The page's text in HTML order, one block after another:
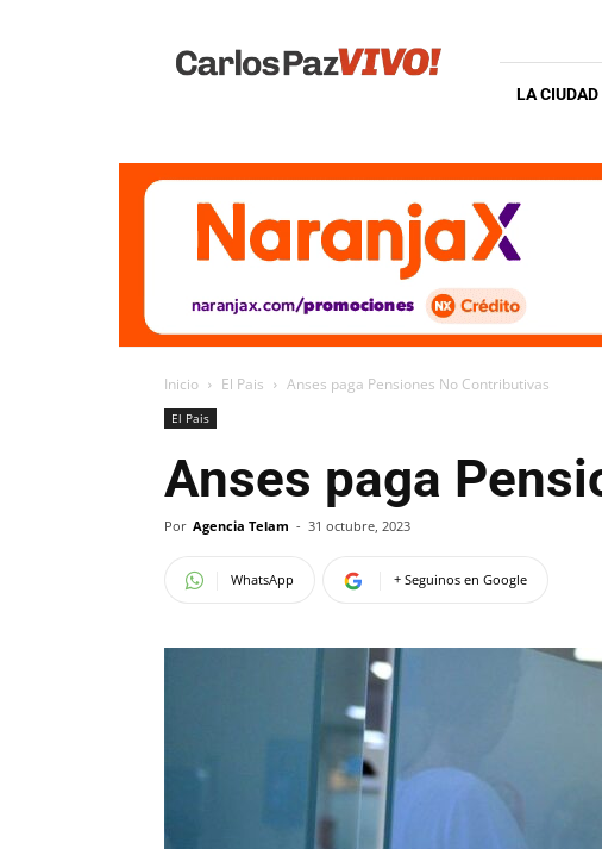
Vivo
LA CIUDAD
Inicio El Pais Anses paga Pensiones No Contributivas
El Pais
Anses paga
Por Agencia Telam - 31 octubre, 2023
WhatsApp + Seguinos en Google